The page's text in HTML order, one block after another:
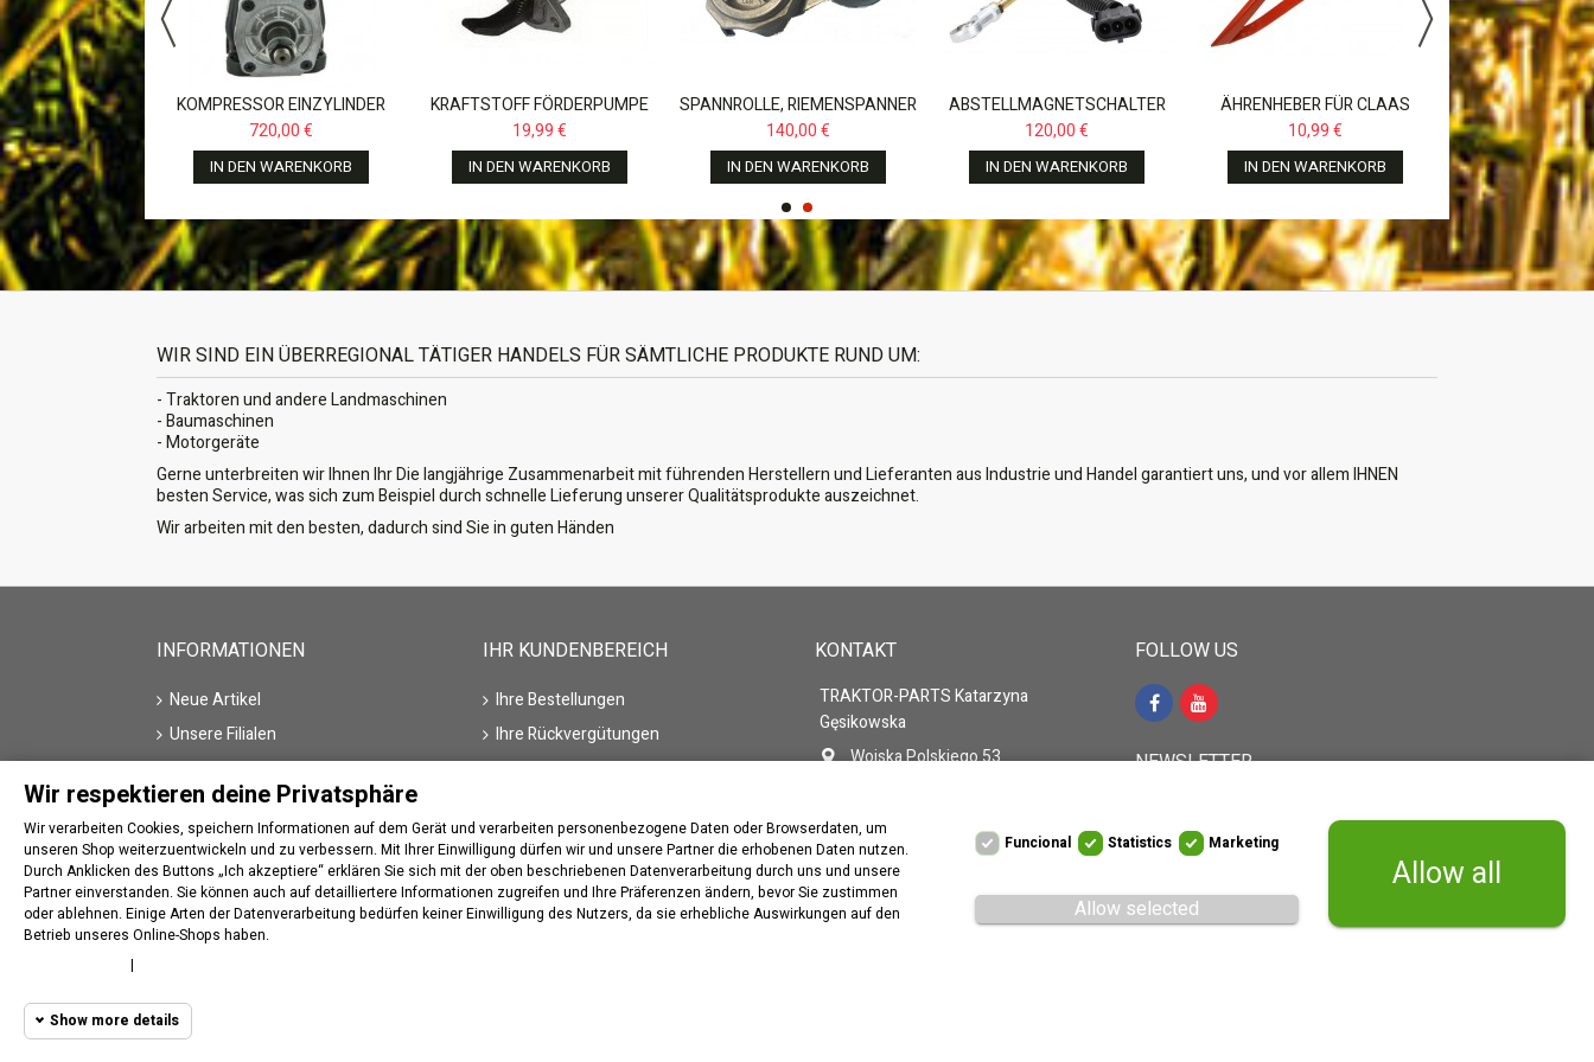
KOMPRESSOR EINZYLINDER
159CC FÜR CASE JX,NEW
HOLLAND,JOHN...
720,00 €
IN DEN WARENKORB
KRAFTSTOFF FÖRDERPUMPE
FÜR FENDT FAVORIT 816 818
822 920...
19,99 €
IN DEN WARENKORB
SPANNROLLE, RIEMENSPANNER
FÜR NEW HOLLAND TM,CASE...
140,00 €
IN DEN WARENKORB
ABSTELLMAGNETSCHALTER
FÜR CASE MX 100, 110, 120,
135,...
120,00 €
IN DEN WARENKORB
ÄHRENHEBER FÜR CLAAS
DOMIANTOR,MEGA,LEXION,
10,99 €
IN DEN WARENKORB
WIR SIND EIN ÜBERREGIONAL TÄTIGER HANDELS FÜR SÄMTLICHE PRODUKTE RUND UM:
- Traktoren und andere Landmaschinen
- Baumaschinen
- Motorgeräte
Gerne unterbreiten wir Ihnen Ihr Die langjährige Zusammenarbeit mit führenden Herstellern und Lieferanten aus Industrie und Handel garantiert uns, und vor allem IHNEN
besten Service, was sich zum Beispiel durch schnelle Lieferung unserer Qualitätsprodukte auszeichnet.
Wir arbeiten mit den besten, dadurch sind Sie in guten Händen
INFORMATIONEN
Neue Artikel
Unsere Filialen
Kontakt
Hersteller/Marke
IHR KUNDENBEREICH
Ihre Bestellungen
Ihre Rückvergütungen
Ihre Adressen
Ihre Gutscheine
KONTAKT
TRAKTOR-PARTS Katarzyna
Gęsikowska
Wojska Polskiego 53
Rufen Sie uns an:+48 571-235-767
E-Mailtraktor-parts@wp.pl
FOLLOW US
NEWSLETTER
Sign up to receive latest news and
Wir respektieren deine Privatsphäre
Wir verarbeiten Cookies, speichern Informationen auf dem Gerät und verarbeiten personenbezogene Daten oder Browserdaten, um
unseren Shop weiterzuentwickeln und zu verbessern. Mit Ihrer Einwilligung dürfen wir und unsere Partner die erhobenen Daten nutzen.
Durch Anklicken des Buttons „Ich akzeptiere“ erklären Sie sich mit der oben beschriebenen Datenverarbeitung durch uns und unsere
Partner einverstanden. Sie können auch auf detailliertere Informationen zugreifen und Ihre Präferenzen ändern, bevor Sie zustimmen
oder ablehnen. Einige Arten der Datenverarbeitung bedürfen keiner Einwilligung des Nutzers, da sie erhebliche Auswirkungen auf den
Betrieb unseres Online-Shops haben.
|
Show more details
Funcional Statistics Marketing
Allow selected
Allow all
WITHDRAW FROM CONTRACT
© 2020